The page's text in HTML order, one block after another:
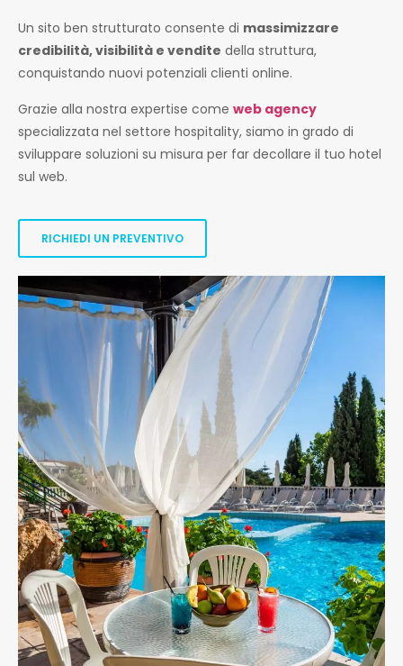
Un sito ben strutturato consente di massimizzare
credibilità, visibilità e vendite della struttura,
conquistando nuovi potenziali clienti online.
Grazie alla nostra expertise come web agency
specializzata nel settore hospitality, siamo in grado di
sviluppare soluzioni su misura per far decollare il tuo hotel
sul web.
RICHIEDI UN PREVENTIVO